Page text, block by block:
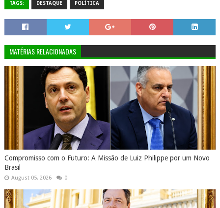
TAGS: DESTAQUE POLÍTICA
MATÉRIAS RELACIONADAS
Compromisso com o Futuro: A Missão de Luiz Philippe por um Novo
Brasil
August 05, 2026 0